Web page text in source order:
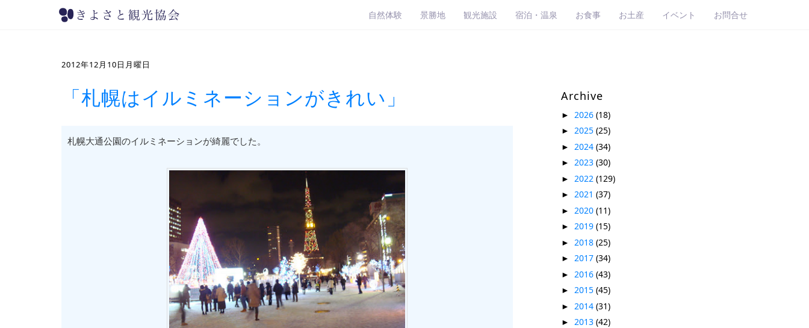
自然体験 景勝地 観光施設 宿泊・温泉 お食事 お土産 イベント お問合せ
2012年12月10日月曜日
「札幌はイルミネーションがきれい」
札幌大通公園のイルミネーションが綺麗でした。
Archive
► 2026 (18)
► 2025 (25)
► 2024 (34)
► 2023 (30)
► 2022 (129)
► 2021 (37)
► 2020 (11)
► 2019 (15)
► 2018 (25)
► 2017 (34)
► 2016 (43)
► 2015 (45)
► 2014 (31)
► 2013 (42)